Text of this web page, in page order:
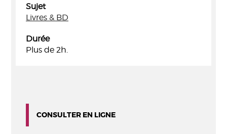
Sujet
Livres & BD
Durée
Plus de 2h.
CONSULTER EN LIGNE